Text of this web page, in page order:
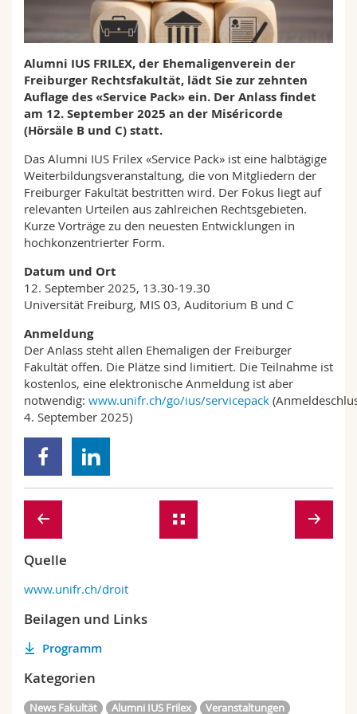
Math.-Nat. und Med. Fak.
Mitarbeitende
Webmail
Vorlesungsverzeichnis
MyUnifr
Alumni IUS FRILEX, der Ehemaligenverein der
Freiburger Rechtsfakultät, lädt Sie zur zehnten
Auflage des «Service Pack» ein. Der Anlass findet
am 12. September 2025 an der Miséricorde
(Hörsäle B und C) statt.
Das Alumni IUS Frilex «Service Pack» ist eine halbtägige
Weiterbildungsveranstaltung, die von Mitgliedern der
Freiburger Fakultät bestritten wird. Der Fokus liegt auf
relevanten Urteilen aus zahlreichen Rechtsgebieten.
Kurze Vorträge zu den neuesten Entwicklungen in
hochkonzentrierter Form.
Datum und Ort
12. September 2025, 13.30-19.30
Universität Freiburg, MIS 03, Auditorium B und C
Anmeldung
Der Anlass steht allen Ehemaligen der Freiburger
Fakultät offen. Die Plätze sind limitiert. Die Teilnahme ist
kostenlos, eine elektronische Anmeldung ist aber
notwendig: www.unifr.ch/go/ius/servicepack
4. September 2025)
Quelle
www.unifr.ch/droit
Beilagen und Links
Programm
Kategorien
News Fakultät Alumni IUS Frilex Veranstaltungen